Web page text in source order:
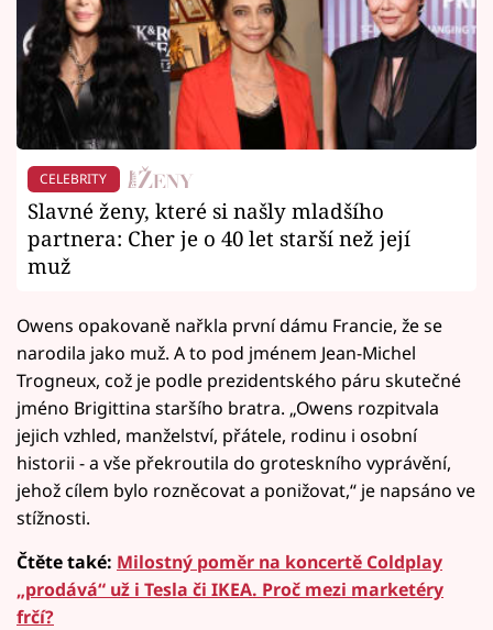
CELEBRITY
Slavné ženy, které si našly mladšího
partnera: Cher je o 40 let starší než její
muž
Owens opakovaně nařkla první dámu Francie, že se
narodila jako muž. A to pod jménem Jean-Michel
Trogneux, což je podle prezidentského páru skutečné
jméno Brigittina staršího bratra. „Owens rozpitvala
jejich vzhled, manželství, přátele, rodinu i osobní
historii - a vše překroutila do groteskního vyprávění,
jehož cílem bylo rozněcovat a ponižovat,“ je napsáno ve
stížnosti.
Čtěte také: Milostný poměr na koncertě Coldplay
„prodává“ už i Tesla či IKEA. Proč mezi marketéry
frčí?